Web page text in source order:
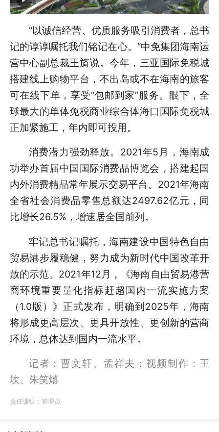
“以诚信经营、优质服务吸引消费者，总书
记的谆谆嘱托我们铭记在心。”中免集团海南运
营中心副总裁王旖说。今年，三亚国际免税城
搭建线上购物平台，不出岛或不在海南的旅客
可在线下单，享受“包邮到家”服务。眼下，全
球最大的单体免税商业综合体海口国际免税城
正加紧施工，年内即可投用。
消费潜力强劲释放。2021年5月，海南成
功举办首届中国国际消费品博览会，搭建起国
内外消费精品常年展示交易平台。2021年海南
全省社会消费品零售总额达2497.62亿元，同
比增长26.5%，增速居全国前列。
牢记总书记嘱托，海南建设中国特色自由
贸易港步履稳健，努力成为新时代中国改革开
放的示范。2021年12月，《海南自由贸易港营
商环境重要量化指标赶超国内一流实施方案
（1.0版）》正式发布，明确到2025年，海南
将形成更高层次、更具开放性、更创新的营商
环境，总体达到国内一流水平。
记者：曹文轩、孟祥夫；视频制作：王
坎、朱笑熺
责任编辑： 管理员